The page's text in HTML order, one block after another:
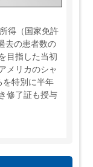
得（国家免許
去の患者数の
目指した当初
メリカのシャ
を特別に半年
修了証も授与